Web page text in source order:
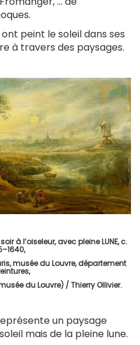
peint le soleil dans ses
à travers des paysages.
à l’oiseleur, avec pleine LUNE, c.
musée du Louvre, département
du Louvre) / Thierry Ollivier.
un paysage
mais de la pleine lune.